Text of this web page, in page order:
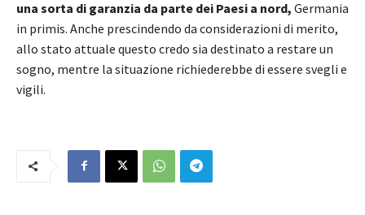
una sorta di garanzia da parte dei Paesi a nord, Germania
in primis. Anche prescindendo da considerazioni di merito,
allo stato attuale questo credo sia destinato a restare un
sogno, mentre la situazione richiederebbe di essere svegli e
vigili.